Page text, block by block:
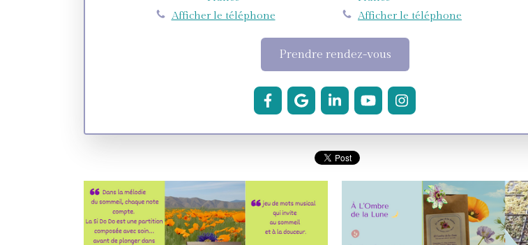
Afficher le téléphone
Afficher le téléphone
Prendre rendez-vous